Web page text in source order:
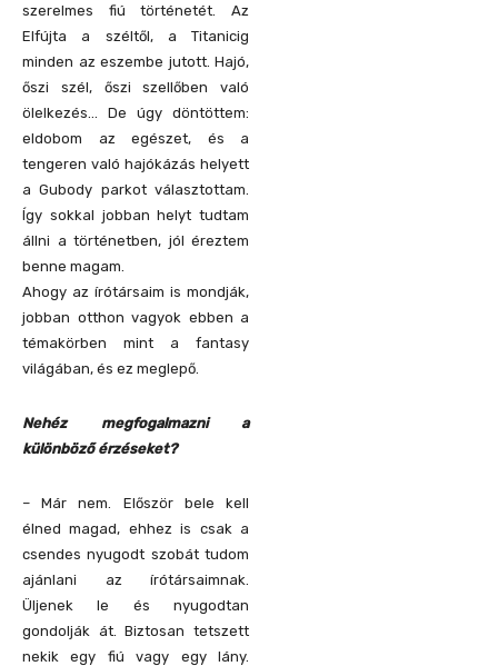
szerelmes fiú történetét. Az
Elfújta a széltől, a Titanicig
minden az eszembe jutott. Hajó,
őszi szél, őszi szellőben való
ölelkezés… De úgy döntöttem:
eldobom az egészet, és a
tengeren való hajókázás helyett
a Gubody parkot választottam.
Így sokkal jobban helyt tudtam
állni a történetben, jól éreztem
benne magam.
Ahogy az írótársaim is mondják,
jobban otthon vagyok ebben a
témakörben mint a fantasy
világában, és ez meglepő.
Nehéz megfogalmazni a
különböző érzéseket?
– Már nem. Először bele kell
élned magad, ehhez is csak a
csendes nyugodt szobát tudom
ajánlani az írótársaimnak.
Üljenek le és nyugodtan
gondolják át. Biztosan tetszett
nekik egy fiú vagy egy lány.